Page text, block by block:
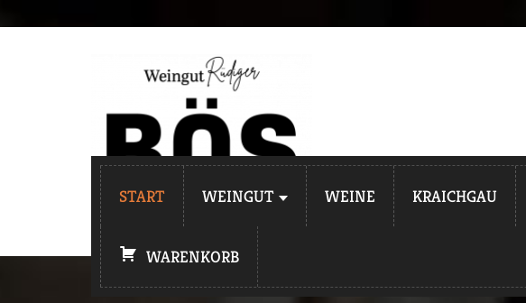
START
WEINGUT WEINE KRAICHGAU
WARENKORB